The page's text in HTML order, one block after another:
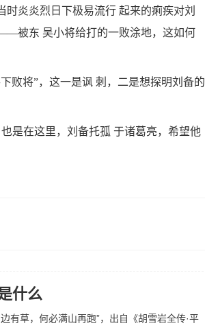
炎炎烈日下极易流行 起来的痢疾对刘
被东 吴小将给打的一败涂地，这如何
败将”，这一是讽 刺，二是想探明刘备的
是在这里，刘备托孤 于诸葛亮，希望他
什么
有草，何必满山再跑”，出自《胡雪岩全传·平